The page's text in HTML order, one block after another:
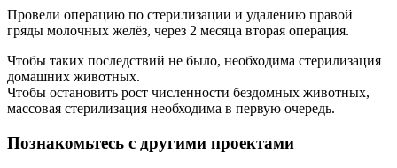
Провели операцию по стерилизации и удалению правой
гряды молочных желёз, через 2 месяца вторая операция.
Чтобы таких последствий не было, необходима стерилизация
домашних животных.
Чтобы остановить рост численности бездомных животных,
массовая стерилизация необходима в первую очередь.
Познакомьтесь с другими проектами